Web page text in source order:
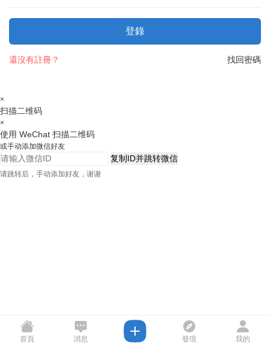
登錄
找回密碼
還沒有註冊？
×
扫描二维码
×
使用 WeChat 扫描二维码
或手动添加微信好友
复制ID并跳转微信
请跳转后，手动添加好友，谢谢
首頁 消息 發現 我的